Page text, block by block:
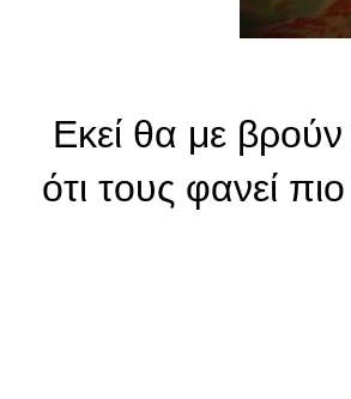
Εκεί θα με
ότι τους φανεί